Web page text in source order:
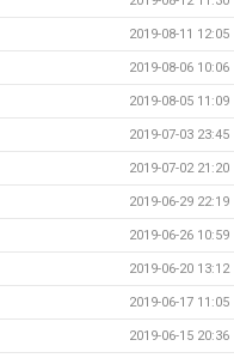
2019-08-11 12:05
2019-08-06 10:06
2019-08-05 11:09
2019-07-03 23:45
2019-07-02 21:20
2019-06-29 22:19
2019-06-26 10:59
2019-06-20 13:12
2019-06-17 11:05
2019-06-15 20:36